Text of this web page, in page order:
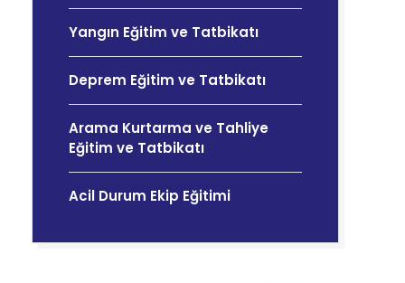
Yangın Eğitim ve Tatbikatı
Deprem Eğitim ve Tatbikatı
Arama Kurtarma ve Tahliye
Eğitim ve Tatbikatı
Acil Durum Ekip Eğitimi